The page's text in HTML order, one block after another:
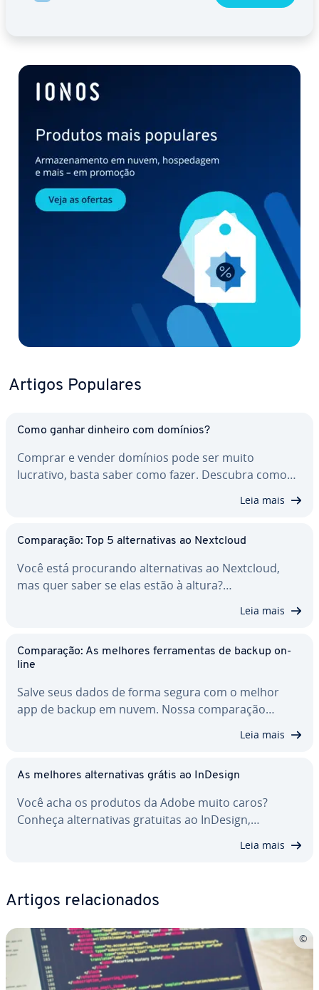
Artigos Populares
Como ganhar dinheiro com domínios?
Comprar e vender domínios pode ser muito
lucrativo, basta saber como fazer. Descubra como…
Leia mais
Com­pa­ra­ção: Top 5 al­ter­na­ti­vas ao Nextcloud
Você está pro­cu­rando al­ter­na­ti­vas ao Nextcloud,
mas quer saber se elas estão à altura?…
Leia mais
Com­pa­ra­ção: As melhores fer­ra­men­tas de backup on-
line
Salve seus dados de forma segura com o melhor
app de backup em nuvem. Nossa com­pa­ra­ção…
Leia mais
As melhores al­ter­na­ti­vas grátis ao InDesign
Você acha os produtos da Adobe muito caros?
Conheça al­ter­na­ti­vas gratuitas ao InDesign,…
Leia mais
Artigos re­la­ci­o­na­dos